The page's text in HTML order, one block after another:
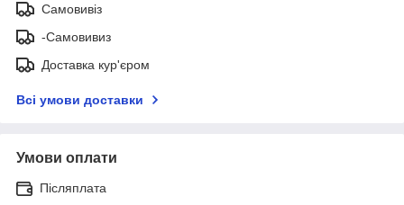
Самовивіз
-Самовивиз
Доставка кур'єром
Всі умови доставки
Умови оплати
Післяплата